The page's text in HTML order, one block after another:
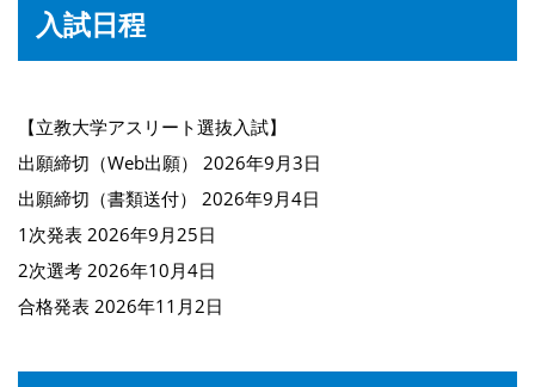
入試日程
【立教大学アスリート選抜入試】
出願締切（Web出願） 2026年9月3日
出願締切（書類送付） 2026年9月4日
1次発表 2026年9月25日
2次選考 2026年10月4日
合格発表 2026年11月2日